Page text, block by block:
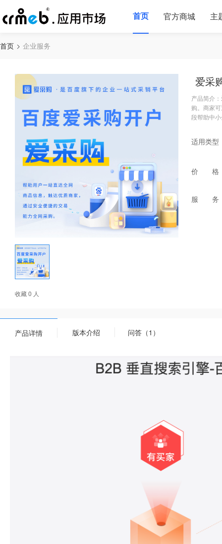
首页 官方商城 主
首页 企业服务
收藏 0 人
爱采
产品简介
购。商家
段帮助中
适用类型
价 格
服 务
产品详情 版本介绍 问答（1）